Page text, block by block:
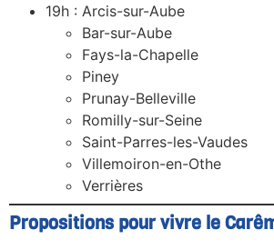
19h : Arcis-sur-Aube
Bar-sur-Aube
Fays-la-Chapelle
Piney
Prunay-Belleville
Romilly-sur-Seine
Saint-Parres-les-Vaudes
Villemoiron-en-Othe
Verrières
Propositions pour vivre le